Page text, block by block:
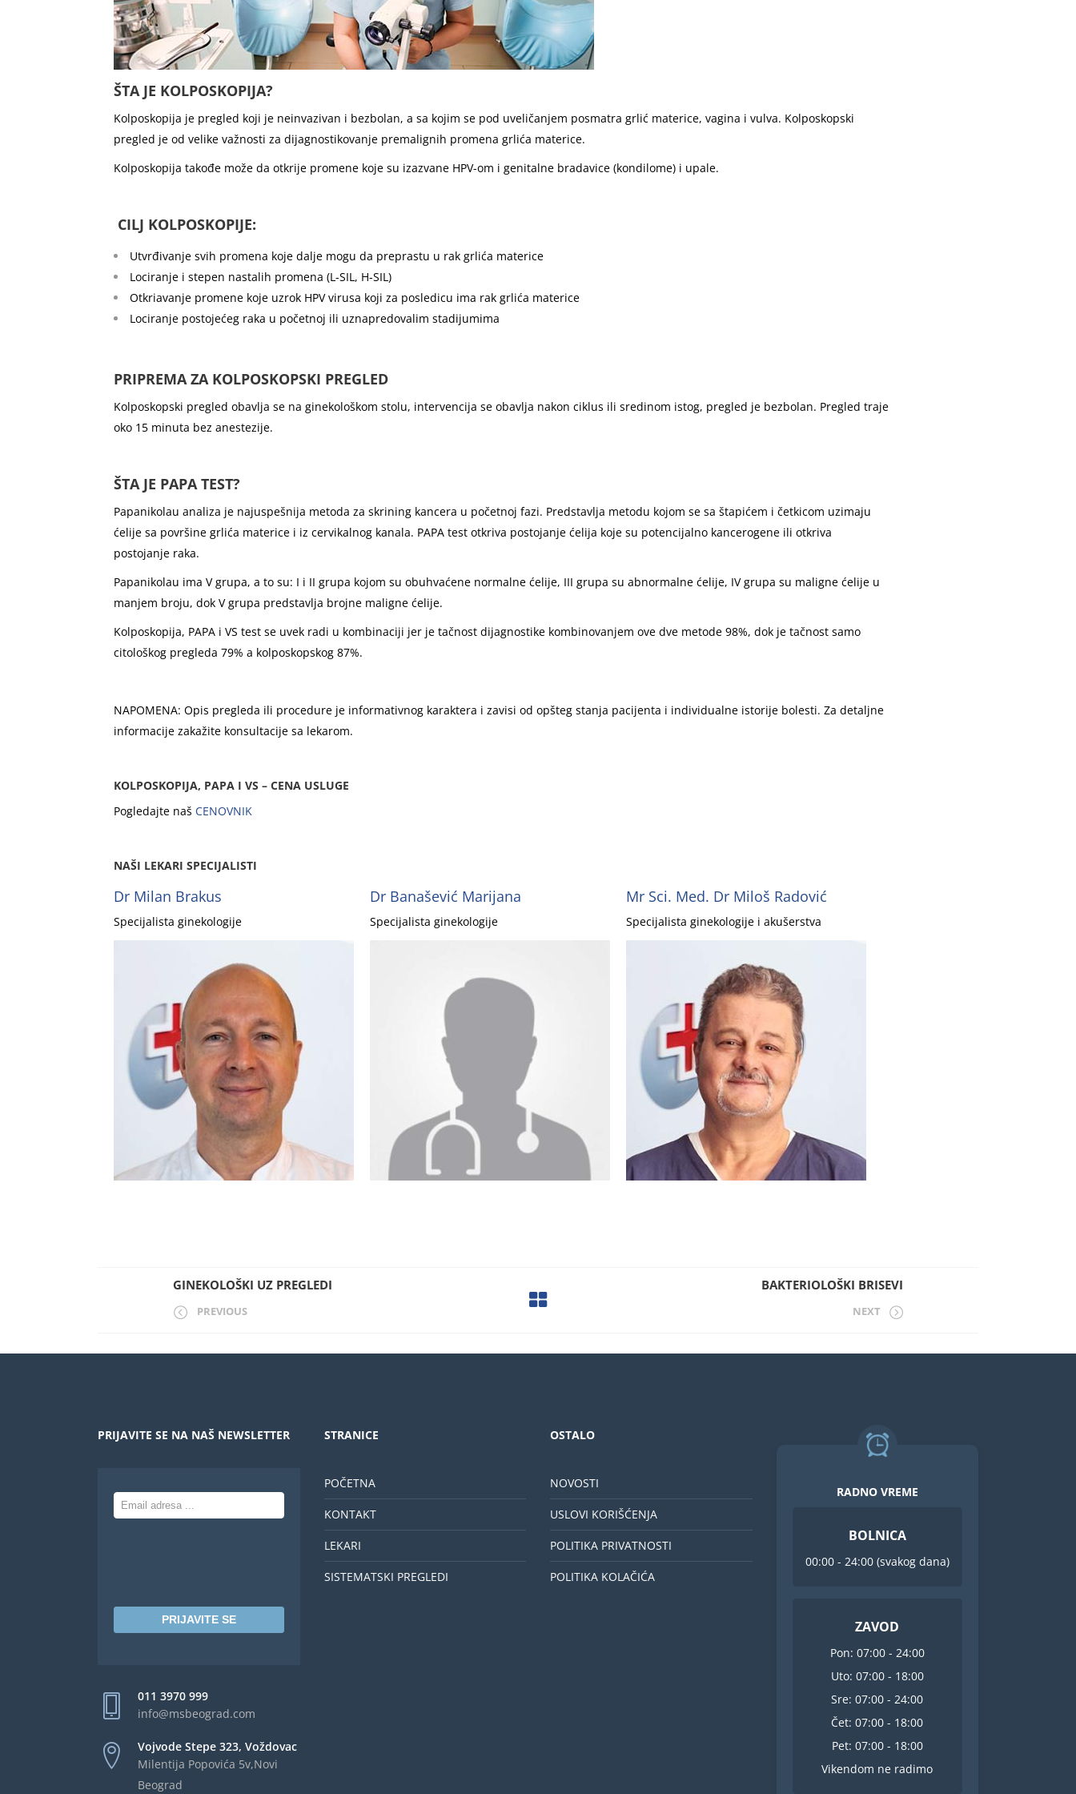
ŠTA JE KOLPOSKOPIJA?
Kolposkopija je pregled koji je neinvazivan i bezbolan, a sa kojim se pod uveličanjem posmatra grlić materice, vagina i vulva. Kolposkopski
pregled je od velike važnosti za dijagnostikovanje premalignih promena grlića materice.
Kolposkopija takođe može da otkrije promene koje su izazvane HPV-om i genitalne bradavice (kondilome) i upale.
CILJ KOLPOSKOPIJE:
Utvrđivanje svih promena koje dalje mogu da preprastu u rak grlića materice
Lociranje i stepen nastalih promena (L-SIL, H-SIL)
Otkriavanje promene koje uzrok HPV virusa koji za posledicu ima rak grlića materice
Lociranje postojećeg raka u početnoj ili uznapredovalim stadijumima
PRIPREMA ZA KOLPOSKOPSKI PREGLED
Kolposkopski pregled obavlja se na ginekološkom stolu, intervencija se obavlja nakon ciklus ili sredinom istog, pregled je bezbolan. Pregled traje
oko 15 minuta bez anestezije.
ŠTA JE PAPA TEST?
Papanikolau analiza je najuspešnija metoda za skrining kancera u početnoj fazi. Predstavlja metodu kojom se sa štapićem i četkicom uzimaju
ćelije sa površine grlića materice i iz cervikalnog kanala. PAPA test otkriva postojanje ćelija koje su potencijalno kancerogene ili otkriva
postojanje raka.
Papanikolau ima V grupa, a to su: I i II grupa kojom su obuhvaćene normalne ćelije, III grupa su abnormalne ćelije, IV grupa su maligne ćelije u
manjem broju, dok V grupa predstavlja brojne maligne ćelije.
Kolposkopija, PAPA i VS test se uvek radi u kombinaciji jer je tačnost dijagnostike kombinovanjem ove dve metode 98%, dok je tačnost samo
citološkog pregleda 79% a kolposkopskog 87%.
NAPOMENA: Opis pregleda ili procedure je informativnog karaktera i zavisi od opšteg stanja pacijenta i individualne istorije bolesti. Za detaljne
informacije zakažite konsultacije sa lekarom.
KOLPOSKOPIJA, PAPA I VS – CENA USLUGE
Pogledajte naš CENOVNIK
NAŠI LEKARI SPECIJALISTI
Dr Milan Brakus
Specijalista ginekologije
Dr Banašević Marijana
Specijalista ginekologije
Mr Sci. Med. Dr Miloš Radović
Specijalista ginekologije i akušerstva
GINEKOLOŠKI UZ PREGLEDI
PREVIOUS
BAKTERIOLOŠKI BRISEVI
NEXT
PRIJAVITE SE NA NAŠ NEWSLETTER
PRIJAVITE SE
011 3970 999
info@msbeograd.com
Vojvode Stepe 323, Voždovac
Milentija Popovića 5v,Novi
Beograd
STRANICE
POČETNA
KONTAKT
LEKARI
SISTEMATSKI PREGLEDI
OSTALO
NOVOSTI
USLOVI KORIŠĆENJA
POLITIKA PRIVATNOSTI
POLITIKA KOLAČIĆA
RADNO VREME
BOLNICA
00:00 - 24:00 (svakog dana)
ZAVOD
Pon: 07:00 - 24:00
Uto: 07:00 - 18:00
Sre: 07:00 - 24:00
Čet: 07:00 - 18:00
Pet: 07:00 - 18:00
Vikendom ne radimo